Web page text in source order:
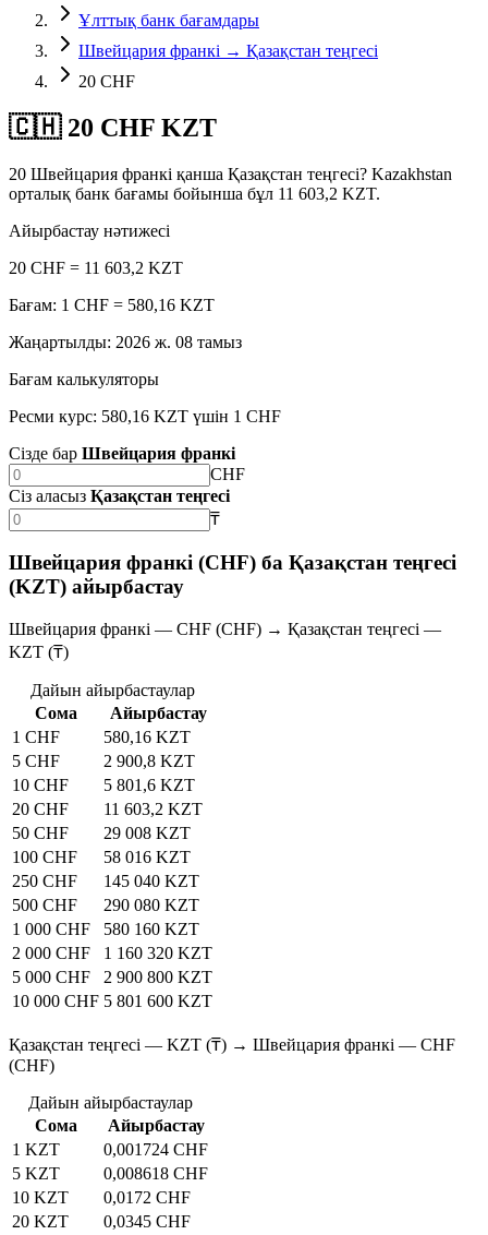
Ұлттық банк бағамдары
Швейцария франкі → Қазақстан теңгесі
20 CHF
🇨🇭 20 CHF KZT
20 Швейцария франкі қанша Қазақстан теңгесі? Kazakhstan
орталық банк бағамы бойынша бұл 11 603,2 KZT.
Айырбастау нәтижесі
20 CHF = 11 603,2 KZT
Бағам: 1 CHF = 580,16 KZT
Жаңартылды: 2026 ж. 08 тамыз
Бағам калькуляторы
Ресми курс: 580,16 KZT үшін 1 CHF
Сізде бар Швейцария франкі
CHF
Сіз аласыз Қазақстан теңгесі
₸
Швейцария франкі (CHF) ба Қазақстан теңгесі
(KZT) айырбастау
Швейцария франкі — CHF (CHF) → Қазақстан теңгесі —
KZT (₸)
Дайын айырбастаулар
Сома
Айырбастау
1 CHF
580,16 KZT
5 CHF
2 900,8 KZT
10 CHF
5 801,6 KZT
20 CHF
11 603,2 KZT
50 CHF
29 008 KZT
100 CHF
58 016 KZT
250 CHF
145 040 KZT
500 CHF
290 080 KZT
1 000 CHF
580 160 KZT
2 000 CHF
1 160 320 KZT
5 000 CHF
2 900 800 KZT
10 000 CHF 5 801 600 KZT
Қазақстан теңгесі — KZT (₸) → Швейцария франкі — CHF
(CHF)
Дайын айырбастаулар
Сома
Айырбастау
1 KZT
0,001724 CHF
5 KZT
0,008618 CHF
10 KZT
0,0172 CHF
20 KZT
0,0345 CHF